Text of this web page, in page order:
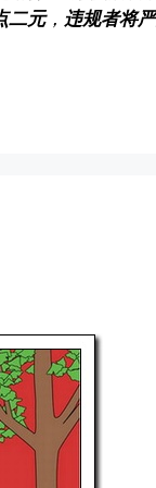
二元， 违规者将